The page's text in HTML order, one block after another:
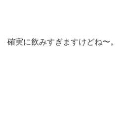
確実に飲みすぎますけどね〜。